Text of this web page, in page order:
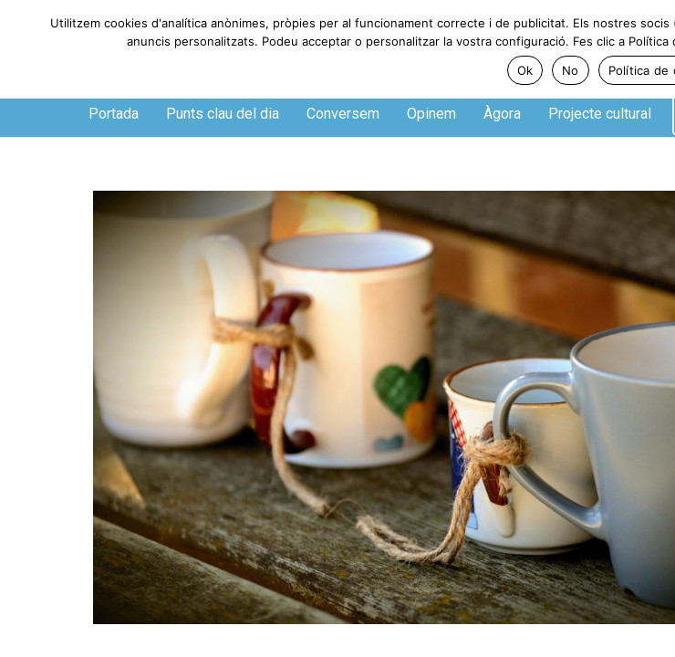
Diumenge, 9 de agosto de 2026
Portada Punts clau del dia Conversem Opinem Àgora Projecte cultural
Utilitzem cookies d'analítica anònimes, pròpies per al funcionament correcte i de publicitat. Els nostres
anuncis personalitzats. Podeu acceptar o personalitzar la vostra configuració. Fes clic a Política
Ok
No Política de